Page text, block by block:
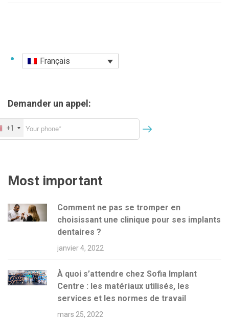
l
a
r
i
l
e
Français
Demander un appel:
+1
Most important
Comment ne pas se tromper en
choisissant une clinique pour ses implants
dentaires ?
janvier 4, 2022
À quoi s’attendre chez Sofia Implant
Centre : les matériaux utilisés, les
services et les normes de travail
mars 25, 2022